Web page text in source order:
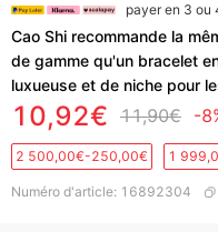
payer en 3 ou
Cao Shi recommande la
de gamme qu'un bracelet
luxueuse et de niche pour
10,92€ 11,90€ -
2 500,00€-250,00€ 1
Numéro d'article: 16892304